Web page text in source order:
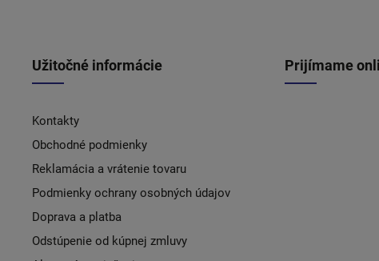
Užitočné informácie
Kontakty
Obchodné podmienky
Reklamácia a vrátenie tovaru
Podmienky ochrany osobných údajov
Doprava a platba
Odstúpenie od kúpnej zmluvy
Prijímame